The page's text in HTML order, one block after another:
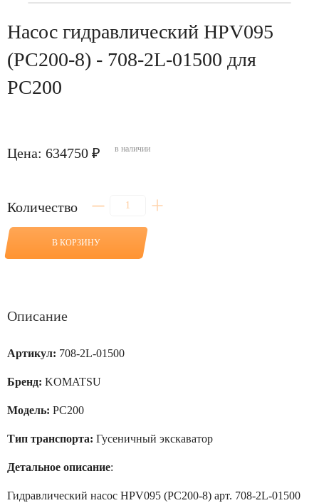
Насос гидравлический HPV095
(PC200-8) - 708-2L-01500 для
PC200
Цена: 634750 ₽ в наличии
Количество
Количество
гидравлический
В КОРЗИНУ
Описание
Артикул: 708-2L-01500
Бренд: KOMATSU
Модель: PC200
Тип транспорта: Гусеничный экскаватор
Детальное описание:
Гидравлический насос HPV095 (PC200-8) арт. 708-2L-01500